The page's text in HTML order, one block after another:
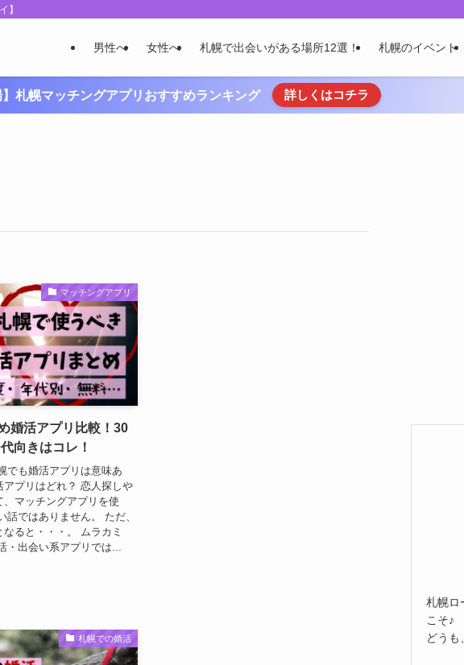
】
男性へ 女性へ 札幌で出会いがある場所12選！ 札幌のイベント
】札幌マッチングアプリおすすめランキング 詳しくはコチラ
マッチングアプリ
婚活アプリ比較！30
向きはコレ！
でも婚活アプリは意味あ
アプリはどれ？ 恋人探しや
マッチングアプリを使
話ではありません。 ただ、
ると・・・。 ムラカミ
・出会い系アプリでは...
札幌での婚活
札幌ロ
こそ♪
どうも